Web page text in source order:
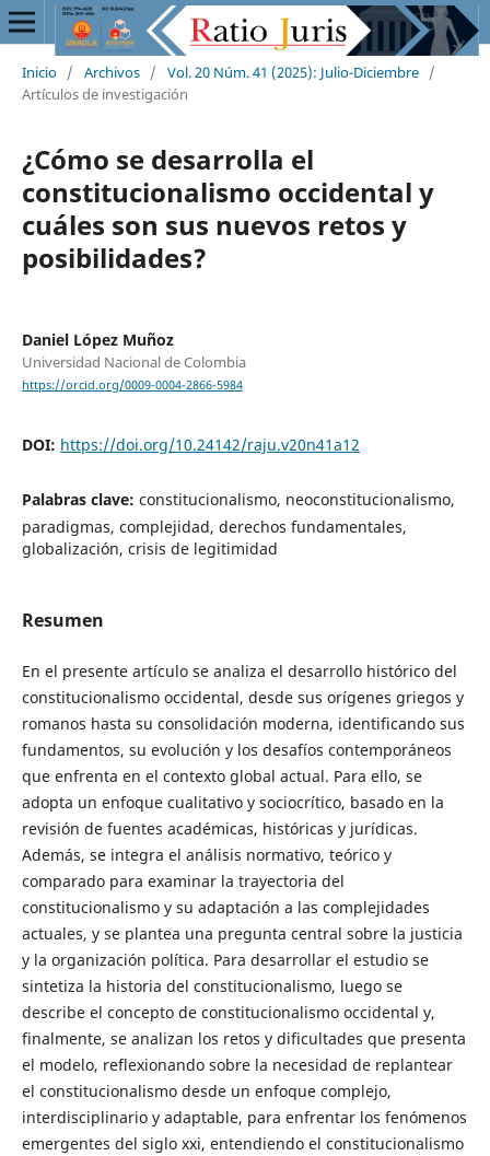
Inicio / Archivos / Vol. 20 Núm. 41 (2025): Julio-Diciembre /
Artículos de investigación
¿Cómo se desarrolla el
constitucionalismo occidental y
cuáles son sus nuevos retos y
posibilidades?
Daniel López Muñoz
Universidad Nacional de Colombia
https://orcid.org/0009-0004-2866-5984
DOI: https://doi.org/10.24142/raju.v20n41a12
Palabras clave: constitucionalismo, neoconstitucionalismo,
paradigmas, complejidad, derechos fundamentales,
globalización, crisis de legitimidad
Resumen
En el presente artículo se analiza el desarrollo histórico del
constitucionalismo occidental, desde sus orígenes griegos y
romanos hasta su consolidación moderna, identificando sus
fundamentos, su evolución y los desafíos contemporáneos
que enfrenta en el contexto global actual. Para ello, se
adopta un enfoque cualitativo y sociocrítico, basado en la
revisión de fuentes académicas, históricas y jurídicas.
Además, se integra el análisis normativo, teórico y
comparado para examinar la trayectoria del
constitucionalismo y su adaptación a las complejidades
actuales, y se plantea una pregunta central sobre la justicia
y la organización política. Para desarrollar el estudio se
sintetiza la historia del constitucionalismo, luego se
describe el concepto de constitucionalismo occidental y,
finalmente, se analizan los retos y dificultades que presenta
el modelo, reflexionando sobre la necesidad de replantear
el constitucionalismo desde un enfoque complejo,
interdisciplinario y adaptable, para enfrentar los fenómenos
emergentes del siglo xxi, entendiendo el constitucionalismo